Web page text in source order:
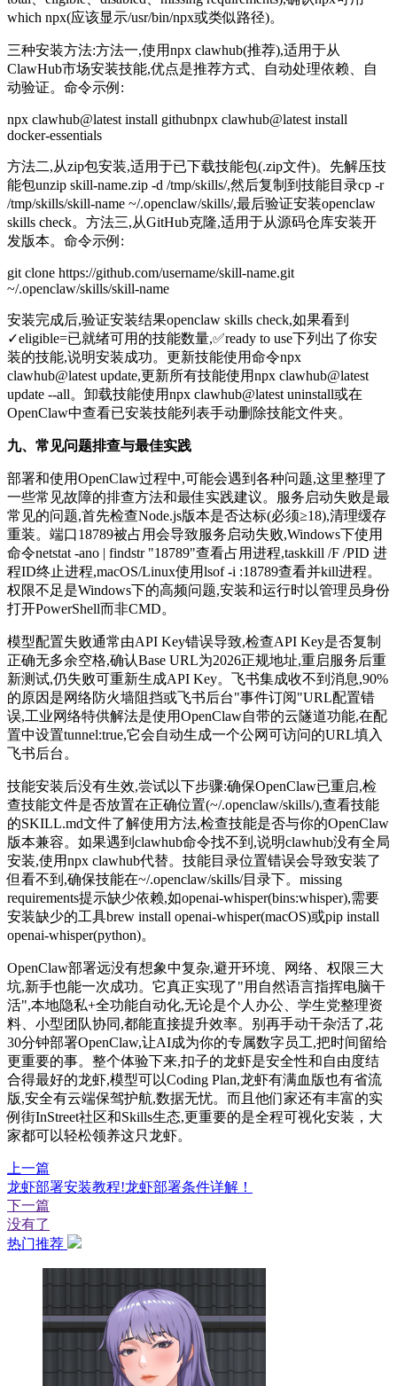
which npx(应该显示/usr/bin/npx或类似路径)。
三种安装方法:方法一,使用npx clawhub(推荐),适用于从
ClawHub市场安装技能,优点是推荐方式、自动处理依赖、自
动验证。命令示例:
npx clawhub@latest install githubnpx clawhub@latest install
docker-essentials
方法二,从zip包安装,适用于已下载技能包(.zip文件)。先解压技
能包unzip skill-name.zip -d /tmp/skills/,然后复制到技能目录cp -r
/tmp/skills/skill-name ~/.openclaw/skills/,最后验证安装openclaw
skills check。方法三,从GitHub克隆,适用于从源码仓库安装开
发版本。命令示例:
git clone https://github.com/username/skill-name.git
~/.openclaw/skills/skill-name
安装完成后,验证安装结果openclaw skills check,如果看到
✓eligible=已就绪可用的技能数量,✅ready to use下列出了你安
装的技能,说明安装成功。更新技能使用命令npx
clawhub@latest update,更新所有技能使用npx clawhub@latest
update --all。卸载技能使用npx clawhub@latest uninstall或在
OpenClaw中查看已安装技能列表手动删除技能文件夹。
九、常见问题排查与最佳实践
部署和使用OpenClaw过程中,可能会遇到各种问题,这里整理了
一些常见故障的排查方法和最佳实践建议。服务启动失败是最
常见的问题,首先检查Node.js版本是否达标(必须≥18),清理缓存
重装。端口18789被占用会导致服务启动失败,Windows下使用
命令netstat -ano | findstr "18789"查看占用进程,taskkill /F /PID 进
程ID终止进程,macOS/Linux使用lsof -i :18789查看并kill进程。
权限不足是Windows下的高频问题,安装和运行时以管理员身份
打开PowerShell而非CMD。
模型配置失败通常由API Key错误导致,检查API Key是否复制
正确无多余空格,确认Base URL为2026正规地址,重启服务后重
新测试,仍失败可重新生成API Key。飞书集成收不到消息,90%
的原因是网络防火墙阻挡或飞书后台"事件订阅"URL配置错
误,工业网络特供解法是使用OpenClaw自带的云隧道功能,在配
置中设置tunnel:true,它会自动生成一个公网可访问的URL填入
飞书后台。
技能安装后没有生效,尝试以下步骤:确保OpenClaw已重启,检
查技能文件是否放置在正确位置(~/.openclaw/skills/),查看技能
的SKILL.md文件了解使用方法,检查技能是否与你的OpenClaw
版本兼容。如果遇到clawhub命令找不到,说明clawhub没有全局
安装,使用npx clawhub代替。技能目录位置错误会导致安装了
但看不到,确保技能在~/.openclaw/skills/目录下。missing
requirements提示缺少依赖,如openai-whisper(bins:whisper),需要
安装缺少的工具brew install openai-whisper(macOS)或pip install
openai-whisper(python)。
OpenClaw部署远没有想象中复杂,避开环境、网络、权限三大
坑,新手也能一次成功。它真正实现了"用自然语言指挥电脑干
活",本地隐私+全功能自动化,无论是个人办公、学生党整理资
料、小型团队协同,都能直接提升效率。别再手动干杂活了,花
30分钟部署OpenClaw,让AI成为你的专属数字员工,把时间留给
更重要的事。整个体验下来,扣子的龙虾是安全性和自由度结
合得最好的龙虾,模型可以Coding Plan,龙虾有满血版也有省流
版,安全有云端保驾护航,数据无忧。而且他们家还有丰富的实
例街InStreet社区和Skills生态,更重要的是全程可视化安装，大
家都可以轻松领养这只龙虾。
上一篇
龙虾部署安装教程!龙虾部署条件详解！
下一篇
没有了
热门推荐